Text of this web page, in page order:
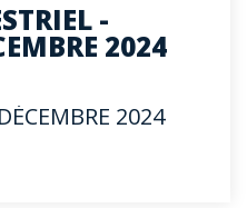
-
2024
2024